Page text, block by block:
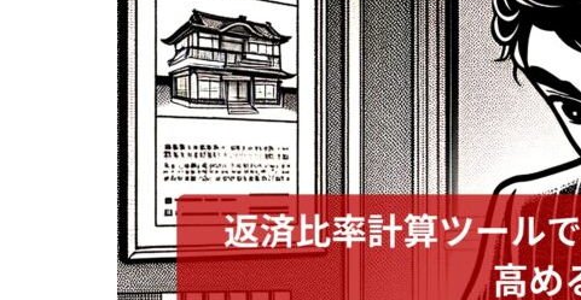
フラット35が通らない物件で
も使える銀行ローン完全ガイ
ド
市街化調整
を借りるに
び方を解説